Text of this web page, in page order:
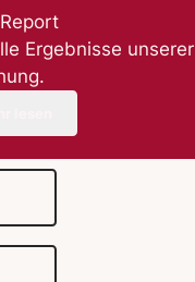
Ergebnisse unserer